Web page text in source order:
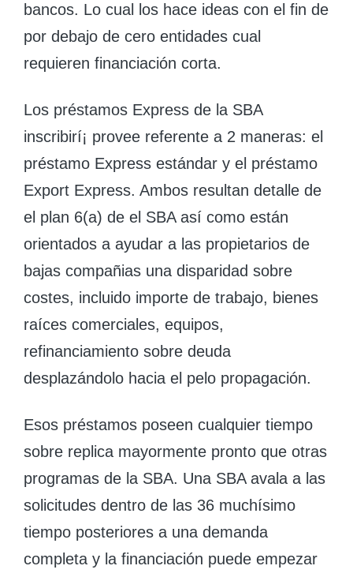
bancos. Lo cual los hace ideas con el fin de
por debajo de cero entidades cual
requieren financiación corta.
Los préstamos Express de la SBA
inscribirí¡ provee referente a 2 maneras: el
préstamo Express estándar y el préstamo
Export Express. Ambos resultan detalle de
el plan 6(a) de el SBA así­ como están
orientados a ayudar a las propietarios de
bajas compañias una disparidad sobre
costes, incluido importe de trabajo, bienes
raíces comerciales, equipos,
refinanciamiento sobre deuda
desplazándolo hacia el pelo propagación.
Esos préstamos poseen cualquier tiempo
sobre replica mayormente pronto que otras
programas de la SBA. Una SBA avala a las
solicitudes dentro de las 36 muchísimo
tiempo posteriores a una demanda
completa y la financiación puede empezar